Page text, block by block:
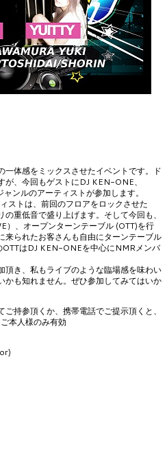
一体感をミックスさせたイベントです。ド
が、今回もゲストにDJ KEN-ONE、
ンルのアーティストが参加します。
ストは、前回のフロアをロックさせた
重低音で盛り上げます。そして今回も、
、オープンターンテーブル (OTT)を行
来られたお客さんも自由にターンテーブル
OTTはDJ KEN-ONEを中心にNMRメンバ
頂き、私もライブのような臨場感を味わい
かも知れません。ぜひ参加してみてはいか
持参頂くか、携帯電話でご提示頂くと、
本人様のみ有効